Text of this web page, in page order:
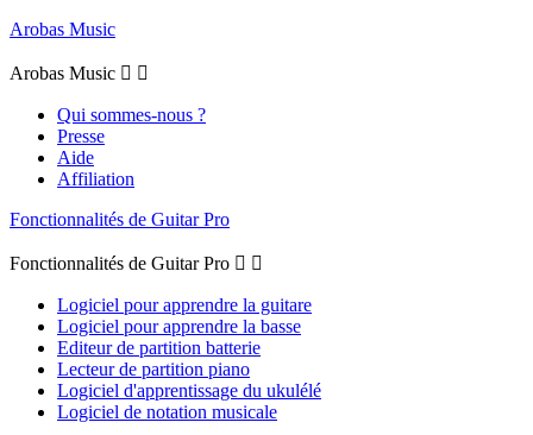
Arobas Music
Arobas Music  
Qui sommes-nous ?
Presse
Aide
Affiliation
Fonctionnalités de Guitar Pro
Fonctionnalités de Guitar Pro  
Logiciel pour apprendre la guitare
Logiciel pour apprendre la basse
Editeur de partition batterie
Lecteur de partition piano
Logiciel d'apprentissage du ukulélé
Logiciel de notation musicale